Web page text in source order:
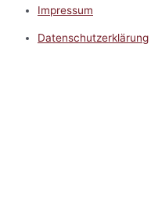
Impressum
Datenschutzerklärung